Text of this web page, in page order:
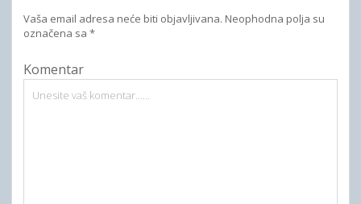
Vaša email adresa neće biti objavljivana. Neophodna polja su
označena sa *
Komentar